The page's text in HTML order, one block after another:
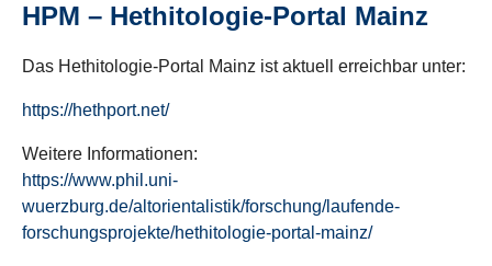
HPM – Hethitologie-Portal Mainz
Das Hethitologie-Portal Mainz ist aktuell erreichbar unter:
https://hethport.net/
Weitere Informationen:
https://www.phil.uni-
wuerzburg.de/altorientalistik/forschung/laufende-
forschungsprojekte/hethitologie-portal-mainz/